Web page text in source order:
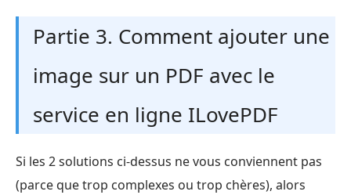
Partie 3. Comment ajouter une
image sur un PDF avec le
service en ligne ILovePDF
Si les 2 solutions ci-dessus ne vous conviennent pas
(parce que trop complexes ou trop chères), alors